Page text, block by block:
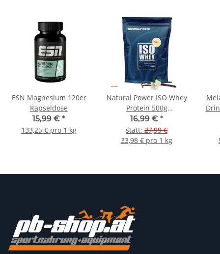
ESN Magnesium 120er
Kapseldose
15,99 € *
133,25 € pro 1 kg
Natural Power ISO Whey
Protein 500g
Standbeutel Vanille
MHD 10-2026
16,99 € *
statt: 27,99 €
33,98 € pro 1 kg